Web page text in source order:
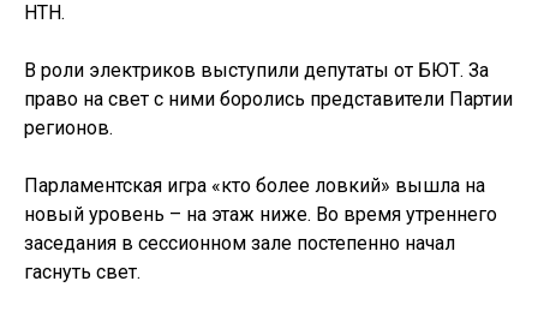
НТН.
В роли электриков выступили депутаты от БЮТ. За
право на свет с ними боролись представители Партии
регионов.
Парламентская игра «кто более ловкий» вышла на
новый уровень – на этаж ниже. Во время утреннего
заседания в сессионном зале постепенно начал
гаснуть свет.